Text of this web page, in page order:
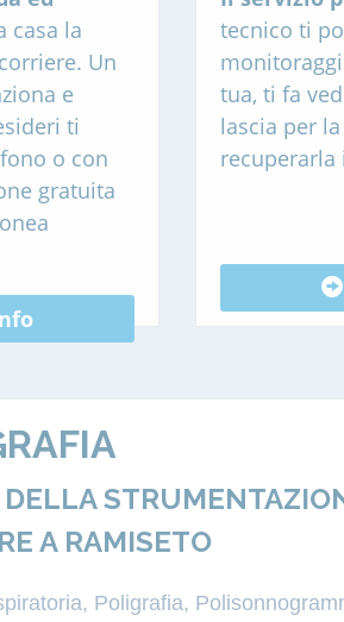
casa la
Un
e
ti
o con
gratuita
tecnico ti
tua, ti fa
lascia per
A RAMISETO
Poligrafia,